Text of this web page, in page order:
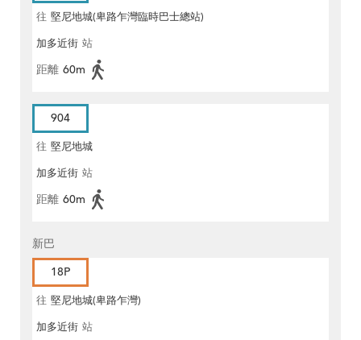
往 堅尼地城(卑路乍灣臨時巴士總站)
加多近街 站
距離 60m
904
往 堅尼地城
加多近街 站
距離 60m
新巴
18P
往 堅尼地城(卑路乍灣)
加多近街 站